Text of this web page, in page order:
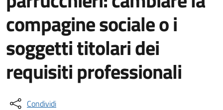
compagine sociale o i
soggetti titolari dei
requisiti professionali
Condividi